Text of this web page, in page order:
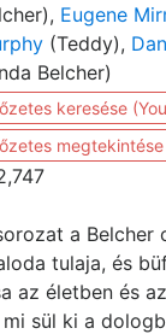
Eugene
(Teddy),
Belcher)
keresése
a
tulaja, és
az életben és
sül ki a